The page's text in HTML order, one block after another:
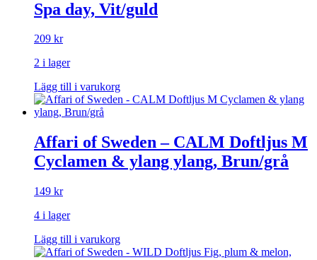
Spa day, Vit/guld
209 kr
2 i lager
Lägg till i varukorg
Affari of Sweden – CALM Doftljus M
Cyclamen & ylang ylang, Brun/grå
149 kr
4 i lager
Lägg till i varukorg